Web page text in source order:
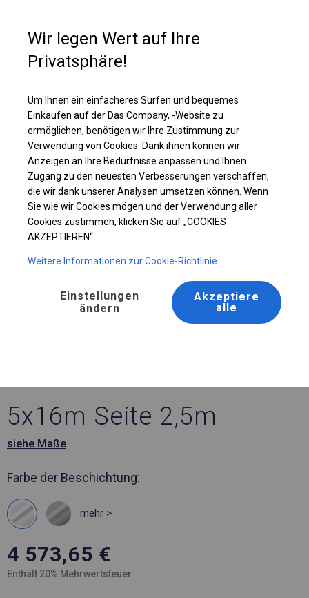
Ganzjährig geöffnete Zelthalle | 5x16 m
5x16m Seite 2,5m
siehe Maße
Farbe der Beschichtung:
mehr >
4 573,65 €
Enthält 20% Mehrwertsteuer
Wir legen Wert auf Ihre
Privatsphäre!
Um Ihnen ein einfacheres Surfen und bequemes
Einkaufen auf der Das Company, -Website zu
ermöglichen, benötigen wir Ihre Zustimmung zur
Verwendung von Cookies. Dank ihnen können wir
Anzeigen an Ihre Bedürfnisse anpassen und Ihnen
Zugang zu den neuesten Verbesserungen verschaffen,
die wir dank unserer Analysen umsetzen können. Wenn
Sie wie wir Cookies mögen und der Verwendung aller
Cookies zustimmen, klicken Sie auf „COOKIES
AKZEPTIEREN“.
Weitere Informationen zur Cookie-Richtlinie
Einstellungen
ändern
Akzeptiere
alle